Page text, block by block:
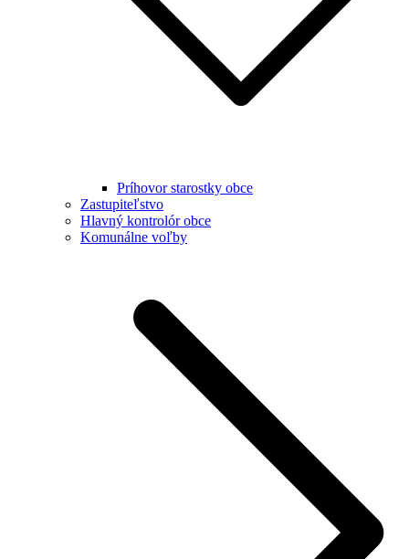
Príhovor starostky obce
Zastupiteľstvo
Hlavný kontrolór obce
Komunálne voľby